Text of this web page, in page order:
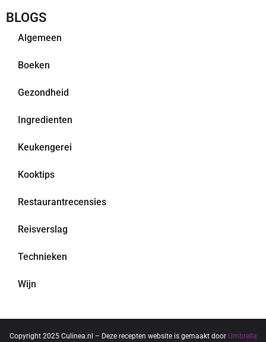
BLOGS
Algemeen
Boeken
Gezondheid
Ingredienten
Keukengerei
Kooktips
Restaurantrecensies
Reisverslag
Technieken
Wijn
Copyright 2025 Culinea.nl – Deze recepten website is gemaakt door Umbrella